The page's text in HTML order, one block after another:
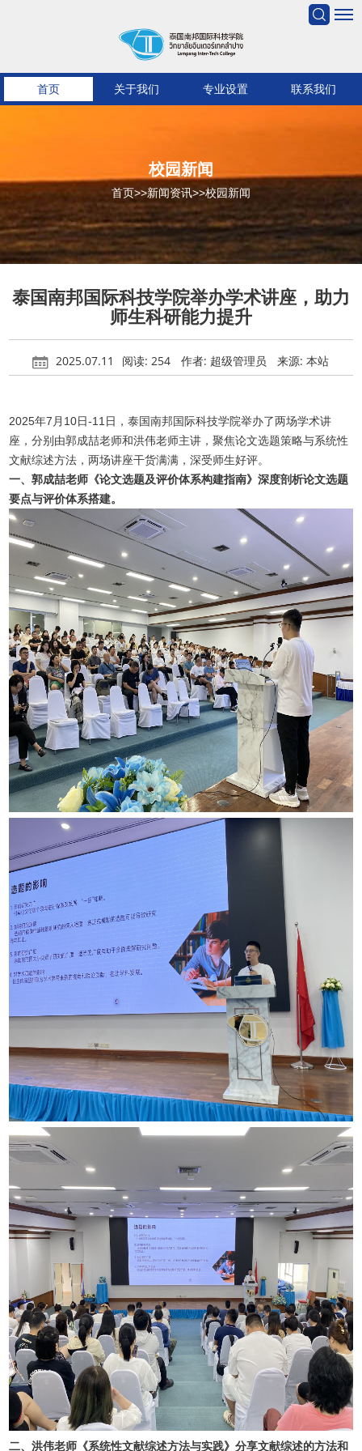
首页 关于我们 专业设置 联系我们
校园新闻
首页>>新闻资讯>>校园新闻
泰国南邦国际科技学院举办学术讲座，助力
师生科研能力提升
2025.07.11 阅读: 254 作者: 超级管理员 来源: 本站
2025年7月10日-11日，泰国南邦国际科技学院举办了两场学术讲
座，分别由郭成喆老师和洪伟老师主讲，聚焦论文选题策略与系统性
文献综述方法，两场讲座干货满满，深受师生好评。
一、郭成喆老师《论文选题及评价体系构建指南》深度剖析论文选题
要点与评价体系搭建。
二、洪伟老师《系统性文献综述方法与实践》分享文献综述的方法和